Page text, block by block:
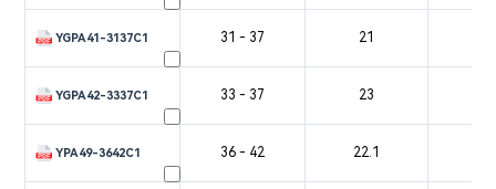
YGPA41-3137C1 31 - 37 21
YGPA42-3337C1 33 - 37 23
YPA49-3642C1 36 - 42 22.1